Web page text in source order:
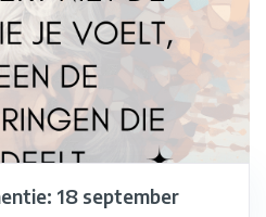
18 september